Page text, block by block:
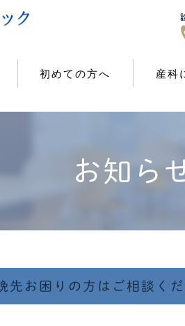
初めての方へ 産科
お知ら
お困りの方はご相談くだ